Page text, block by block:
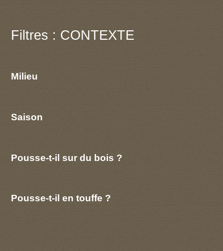
Filtres : CONTEXTE
Milieu
Saison
Pousse-t-il sur du bois ?
Pousse-t-il en touffe ?